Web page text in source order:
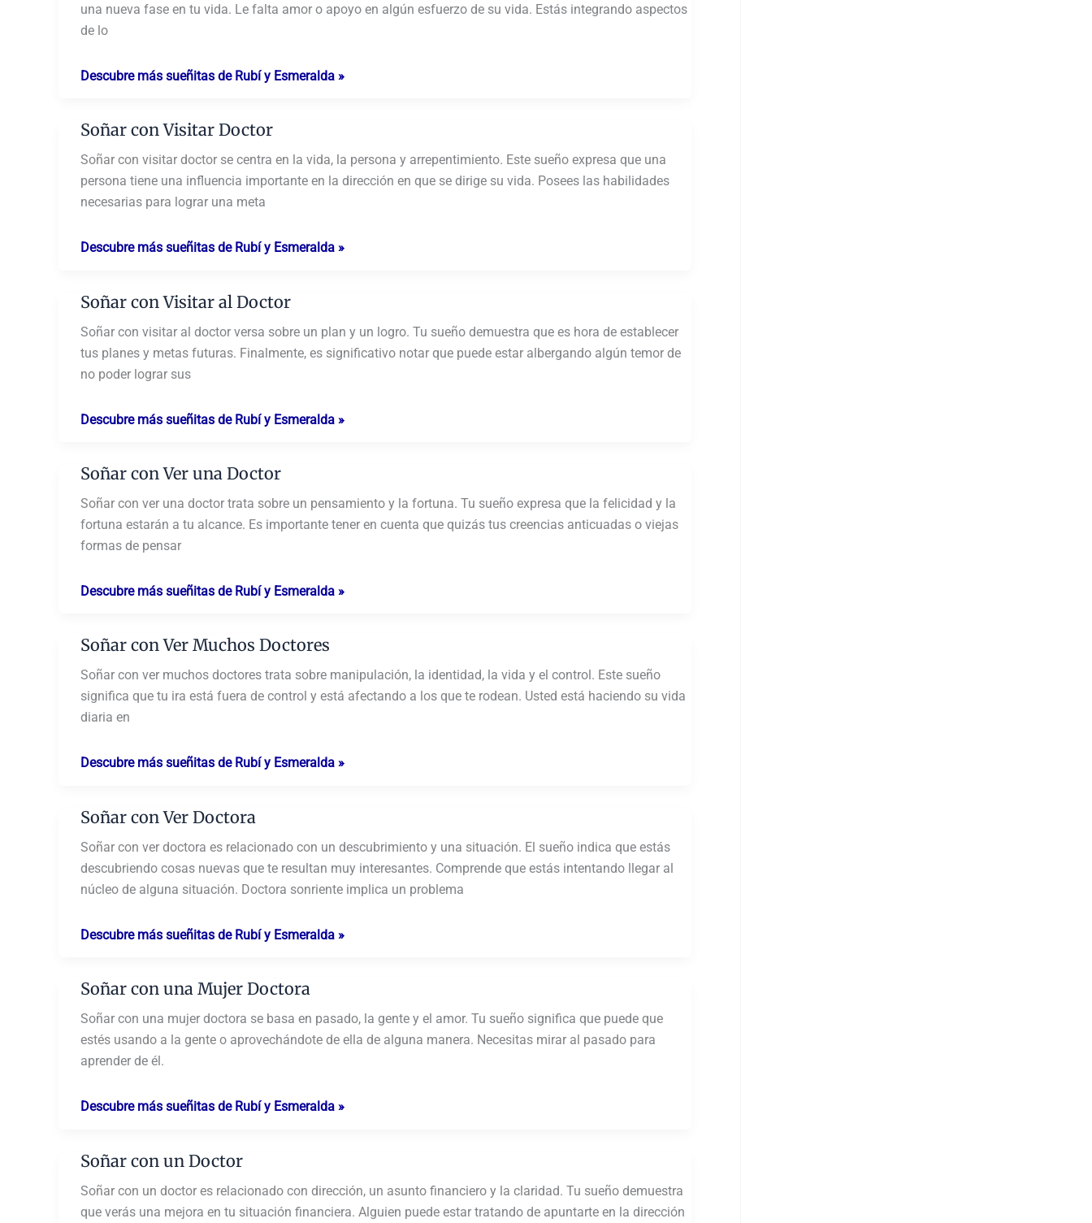
una nueva fase en tu vida. Le falta amor o apoyo en algún esfuerzo de su vida. Estás integrando aspectos
de lo
Soñar
Descubre más sueñitas de Rubí y Esmeralda »
Soñar con Visitar Doctor
Soñar con visitar doctor se centra en la vida, la persona y arrepentimiento. Este sueño expresa que una
persona tiene una influencia importante en la dirección en que se dirige su vida. Posees las habilidades
necesarias para lograr una meta
Soñar
Doctor
Descubre más sueñitas de Rubí y Esmeralda »
Soñar con Visitar al Doctor
Soñar con visitar al doctor versa sobre un plan y un logro. Tu sueño demuestra que es hora de establecer
tus planes y metas futuras. Finalmente, es significativo notar que puede estar albergando algún temor de
no poder lograr sus
Soñar
al
Doctor
Descubre más sueñitas de Rubí y Esmeralda »
Soñar con Ver una Doctor
Soñar con ver una doctor trata sobre un pensamiento y la fortuna. Tu sueño expresa que la felicidad y la
fortuna estarán a tu alcance. Es importante tener en cuenta que quizás tus creencias anticuadas o viejas
formas de pensar
Soñar
una
Doctor
Descubre más sueñitas de Rubí y Esmeralda »
Soñar con Ver Muchos Doctores
Soñar con ver muchos doctores trata sobre manipulación, la identidad, la vida y el control. Este sueño
significa que tu ira está fuera de control y está afectando a los que te rodean. Usted está haciendo su vida
diaria en
Soñar
Muchos
Doctores
Descubre más sueñitas de Rubí y Esmeralda »
Soñar con Ver Doctora
Soñar con ver doctora es relacionado con un descubrimiento y una situación. El sueño indica que estás
descubriendo cosas nuevas que te resultan muy interesantes. Comprende que estás intentando llegar al
núcleo de alguna situación. Doctora sonriente implica un problema
Soñar
Doctora
Descubre más sueñitas de Rubí y Esmeralda »
Soñar con una Mujer Doctora
Soñar con una mujer doctora se basa en pasado, la gente y el amor. Tu sueño significa que puede que
estés usando a la gente o aprovechándote de ella de alguna manera. Necesitas mirar al pasado para
aprender de él.
Soñar
Mujer
Doctora
Descubre más sueñitas de Rubí y Esmeralda »
Soñar con un Doctor
Soñar con un doctor es relacionado con dirección, un asunto financiero y la claridad. Tu sueño demuestra
que verás una mejora en tu situación financiera. Alguien puede estar tratando de apuntarte en la dirección